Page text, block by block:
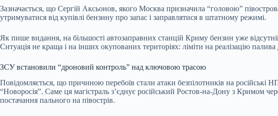
Зазначається, що Сергій Аксьонов, якого Москва призначила “головою”
утримуватися від купівлі бензину про запас і заправлятися в штатному режимі.
Як пише видання, на більшості автозаправних станцій Криму бензин уже
Ситуація не краща і на інших окупованих територіях: ліміти на реалізацію палива
ЗСУ встановили “дроновий контроль” над ключовою трасою
Повідомляється, що причиною перебоїв стали атаки безпілотників на
“Новоросія”. Саме ця магістраль з’єднує російський Ростов-на-Дону з Кримом
постачання пального на півострів.